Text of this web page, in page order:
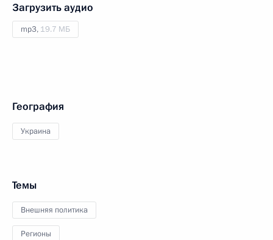
Загрузить аудио
mp3, 19.7 МБ
География
Украина
Темы
Внешняя политика
Регионы